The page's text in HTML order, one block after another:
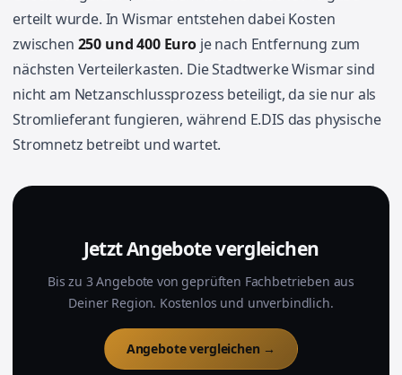
erteilt wurde. In Wismar entstehen dabei Kosten
zwischen 250 und 400 Euro je nach Entfernung zum
nächsten Verteilerkasten. Die Stadtwerke Wismar sind
nicht am Netzanschlussprozess beteiligt, da sie nur als
Stromlieferant fungieren, während E.DIS das physische
Stromnetz betreibt und wartet.
Jetzt Angebote vergleichen
Bis zu 3 Angebote von geprüften Fachbetrieben aus
Deiner Region. Kostenlos und unverbindlich.
Angebote vergleichen →